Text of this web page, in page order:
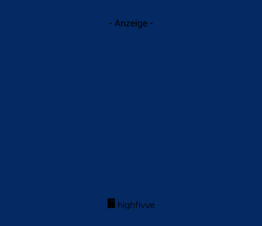
- Anzeige -